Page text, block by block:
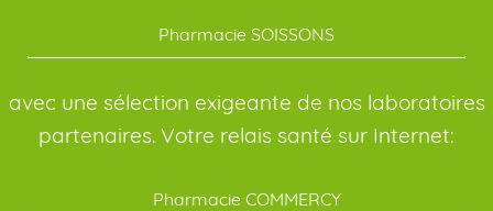
Pharmacie SOISSONS
avec une sélection exigeante de nos laboratoires
partenaires. Votre relais santé sur Internet:
Pharmacie COMMERCY